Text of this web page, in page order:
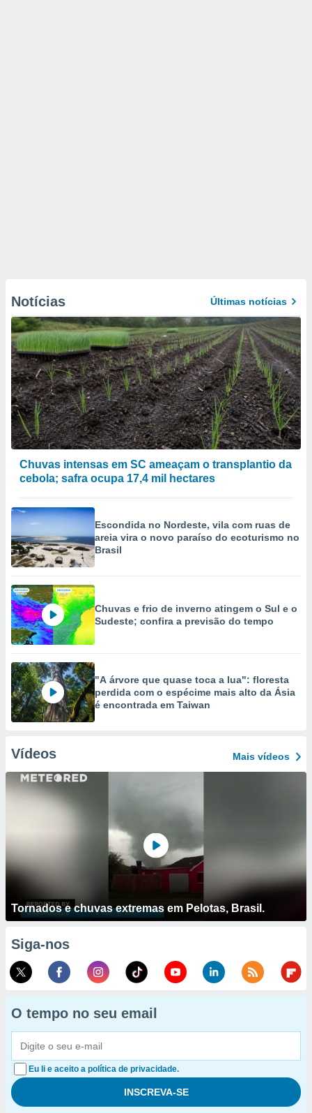
Notícias Últimas notícias
Chuvas intensas em SC ameaçam o transplantio da
cebola; safra ocupa 17,4 mil hectares
Escondida no Nordeste, vila com ruas de
areia vira o novo paraíso do ecoturismo no
Brasil
Chuvas e frio de inverno atingem o Sul e o
Sudeste; confira a previsão do tempo
"A árvore que quase toca a lua": floresta
perdida com o espécime mais alto da Ásia
é encontrada em Taiwan
Vídeos Mais vídeos
Tornados e chuvas extremas em Pelotas, Brasil.
Siga-nos
O tempo no seu email
Eu li e aceito a política de privacidade.